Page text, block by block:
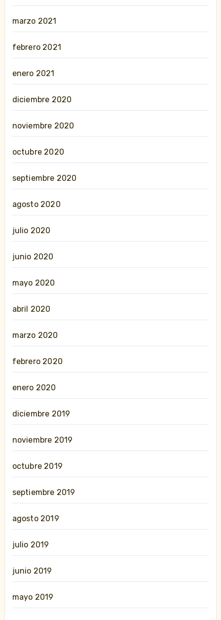
marzo 2021
febrero 2021
enero 2021
diciembre 2020
noviembre 2020
octubre 2020
septiembre 2020
agosto 2020
julio 2020
junio 2020
mayo 2020
abril 2020
marzo 2020
febrero 2020
enero 2020
diciembre 2019
noviembre 2019
octubre 2019
septiembre 2019
agosto 2019
julio 2019
junio 2019
mayo 2019